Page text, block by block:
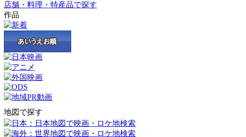
店舗・料理・特産品で探す
作品
地図で探す